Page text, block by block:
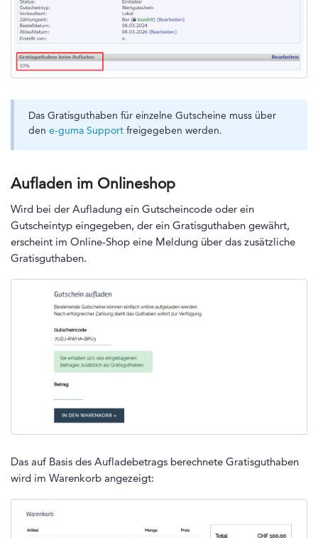
Das Gratisguthaben für einzelne Gutscheine muss über
den e-guma Support freigegeben werden.
Aufladen im Onlineshop
Wird bei der Aufladung ein Gutscheincode oder ein
Gutscheintyp eingegeben, der ein Gratisguthaben gewährt,
erscheint im Online-Shop eine Meldung über das zusätzliche
Gratisguthaben.
Das auf Basis des Aufladebetrags berechnete Gratisguthaben
wird im Warenkorb angezeigt: